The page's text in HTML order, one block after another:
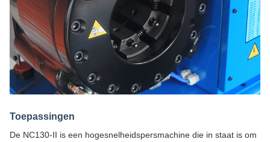
Toepassingen
De NC130-II is een hogesnelheidspersmachine die in staat is om